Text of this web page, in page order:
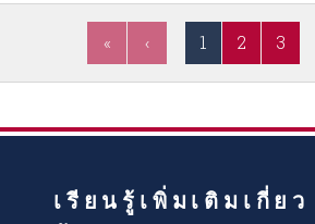
« ‹ 1 2 3
เรียนรู้เพิ่มเติมเกี่ยว